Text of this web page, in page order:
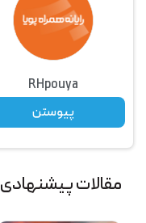
RHpouya
پیوستن
مقالات پیشنهادی